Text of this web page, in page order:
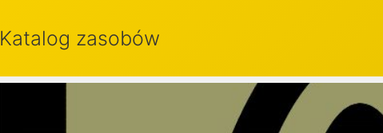
Katalog zasobów